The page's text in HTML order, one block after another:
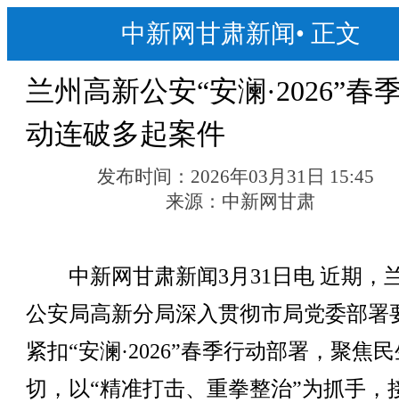
中新网甘肃新闻• 正文
兰州高新公安“安澜·2026”春
动连破多起案件
发布时间： 2026年03月31日 15:45
来源： 中新网甘肃
中新网甘肃新闻3月31日电 近期，
公安局高新分局深入贯彻市局党委部署
紧扣“安澜·2026”春季行动部署，聚焦
切，以“精准打击、重拳整治”为抓手，